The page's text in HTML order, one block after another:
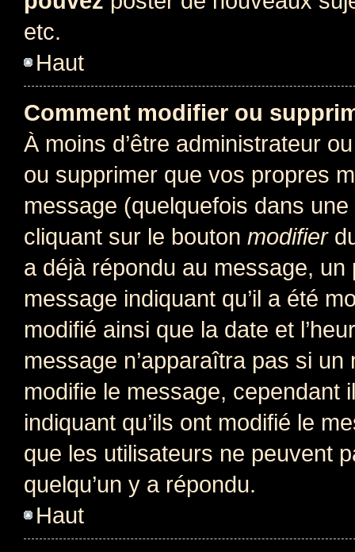
etc.
Haut
Comment modifier ou
À moins d’être administrateur
ou supprimer que vos propres
message (quelquefois dans
cliquant sur le bouton modifier
a déjà répondu au message, un
message indiquant qu’il a été
modifié ainsi que la date et
message n’apparaîtra pas si
modifie le message, cependant
indiquant qu’ils ont modifié le
que les utilisateurs ne peuvent
quelqu’un y a répondu.
Haut